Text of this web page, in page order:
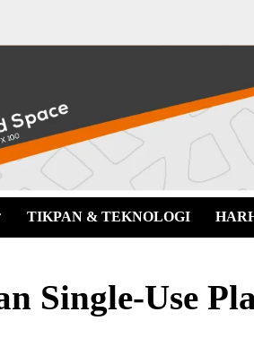
TIKPAN & TEKNOLOGI
Single-Use